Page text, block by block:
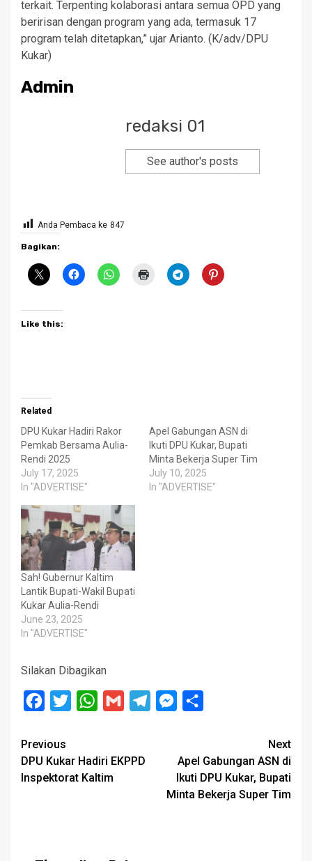
terkait. Terpenting kolaborasi antara semua OPD yang
beririsan dengan program yang ada, termasuk 17
program telah ditetapkan,” ujar Arianto. (K/adv/DPU
Kukar)
Admin
redaksi 01
See author's posts
Anda Pembaca ke 847
Bagikan:
Like this:
Related
DPU Kukar Hadiri Rakor
Pemkab Bersama Aulia-
Rendi 2025
July 17, 2025
In "ADVERTISE"
Apel Gabungan ASN di
Ikuti DPU Kukar, Bupati
Minta Bekerja Super Tim
July 10, 2025
In "ADVERTISE"
Sah! Gubernur Kaltim
Lantik Bupati-Wakil Bupati
Kukar Aulia-Rendi
June 23, 2025
In "ADVERTISE"
Silakan Dibagikan
Facebook
Twitter WhatsApp
Gmail TelegramMessenger
Post
navigation
Previous
DPU Kukar Hadiri EKPPD
Inspektorat Kaltim
Next
Apel Gabungan ASN di
Ikuti DPU Kukar, Bupati
Minta Bekerja Super Tim